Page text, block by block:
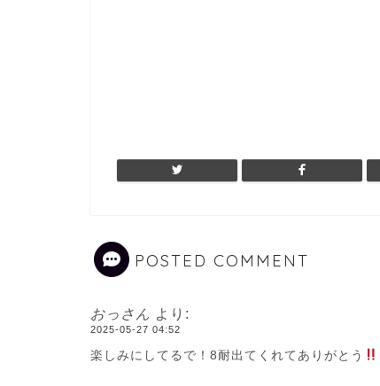
POSTED COMMENT
おっさん より:
2025-05-27 04:52
楽しみにしてるで！8耐出てくれてありがとう